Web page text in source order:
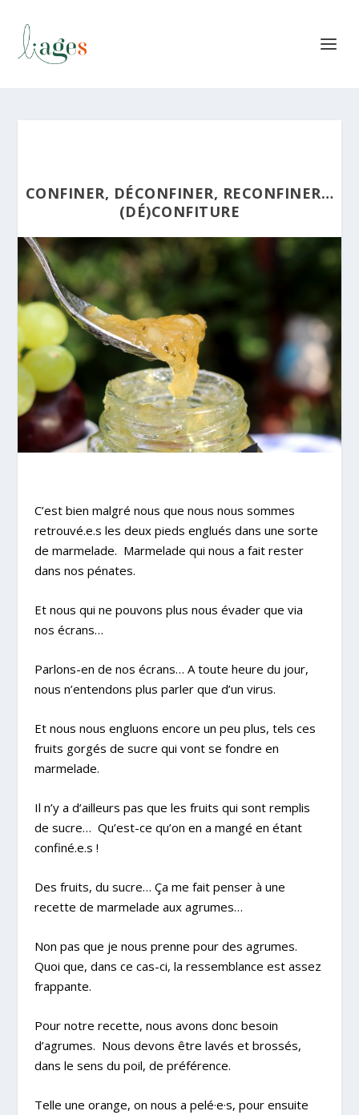
CONFINER, DÉCONFINER, RECONFINER…
(DÉ)CONFITURE
C’est bien malgré nous que nous nous sommes
retrouvé.e.s les deux pieds englués dans une sorte
de marmelade. Marmelade qui nous a fait rester
dans nos pénates.
Et nous qui ne pouvons plus nous évader que via
nos écrans…
Parlons-en de nos écrans… A toute heure du jour,
nous n’entendons plus parler que d’un virus.
Et nous nous engluons encore un peu plus, tels ces
fruits gorgés de sucre qui vont se fondre en
marmelade.
Il n’y a d’ailleurs pas que les fruits qui sont remplis
de sucre… Qu’est-ce qu’on en a mangé en étant
confiné.e.s !
Des fruits, du sucre… Ça me fait penser à une
recette de marmelade aux agrumes…
Non pas que je nous prenne pour des agrumes.
Quoi que, dans ce cas-ci, la ressemblance est assez
frappante.
Pour notre recette, nous avons donc besoin
d’agrumes. Nous devons être lavés et brossés,
dans le sens du poil, de préférence.
Telle une orange, on nous a pelé·e·s, pour ensuite